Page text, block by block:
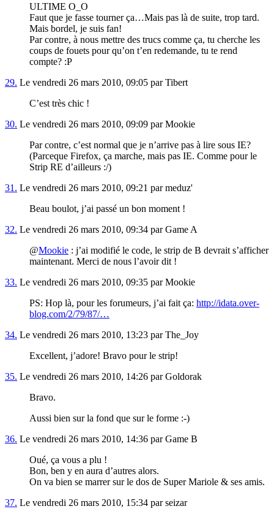
ULTIME O_O
Faut que je fasse tourner ça…Mais pas là de suite, trop tard.
Mais bordel, je suis fan!
Par contre, à nous mettre des trucs comme ça, tu cherche les
coups de fouets pour qu’on t’en redemande, tu te rend
compte? :P
29. Le vendredi 26 mars 2010, 09:05 par Tibert
C’est très chic !
30. Le vendredi 26 mars 2010, 09:09 par Mookie
Par contre, c’est normal que je n’arrive pas à lire sous IE?
(Parceque Firefox, ça marche, mais pas IE. Comme pour le
Strip RE d’ailleurs :/)
31. Le vendredi 26 mars 2010, 09:21 par meduz'
Beau boulot, j’ai passé un bon moment !
32. Le vendredi 26 mars 2010, 09:34 par Game A
@Mookie : j’ai modifié le code, le strip de B devrait s’afficher
maintenant. Merci de nous l’avoir dit !
33. Le vendredi 26 mars 2010, 09:35 par Mookie
PS: Hop là, pour les forumeurs, j’ai fait ça: http://idata.over-
blog.com/2/79/87/…
34. Le vendredi 26 mars 2010, 13:23 par The_Joy
Excellent, j’adore! Bravo pour le strip!
35. Le vendredi 26 mars 2010, 14:26 par Goldorak
Bravo.
Aussi bien sur la fond que sur le forme :-)
36. Le vendredi 26 mars 2010, 14:36 par Game B
Oué, ça vous a plu !
Bon, ben y en aura d’autres alors.
On va bien se marrer sur le dos de Super Mariole & ses amis.
37. Le vendredi 26 mars 2010, 15:34 par seizar